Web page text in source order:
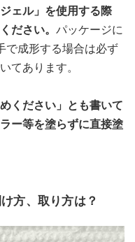
ェル」を使用する際
ださい。 パッケージに
で成形する場合は必ず
てあります。
ください」とも書いて
ー等を塗らずに直接塗
方、取り方は？